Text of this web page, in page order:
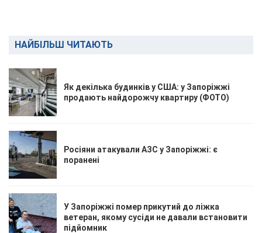
НАЙБІЛЬШ ЧИТАЮТЬ
Як декілька будинків у США: у Запоріжжі
продають найдорожчу квартиру (ФОТО)
Росіяни атакували АЗС у Запоріжжі: є
поранені
У Запоріжжі помер прикутий до ліжка
ветеран, якому сусіди не давали встановити
підйомник